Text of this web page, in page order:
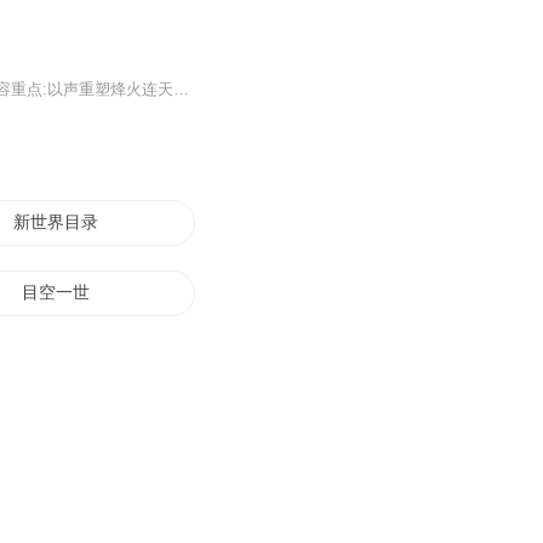
汉末乱世群雄逐鹿，桃园结义、赤壁鏖战，一部荡气回肠的三国史诗，尽显忠义与权谋。内容重点:以声重塑烽火连天的豪杰时代。听波澜壮阔的群雄逐鹿，品关羽忠义、孔明智谋、曹操霸业，让桃园结义、赤壁烈焰、空城琴音穿越时空，叩击耳畔。无论是纵横捭阖的战...
新世界目录
目空一世